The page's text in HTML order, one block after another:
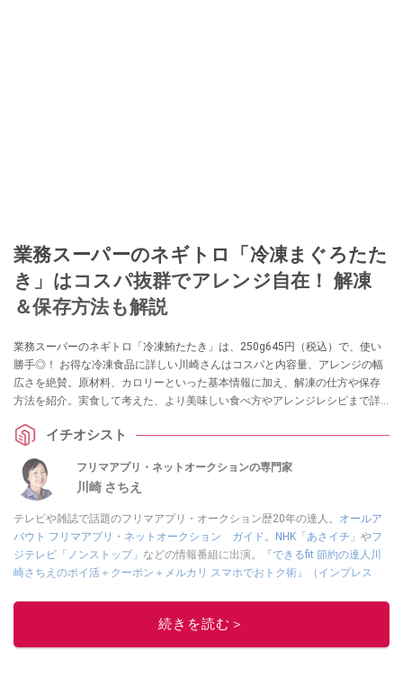
業務スーパーのネギトロ「冷凍まぐろたた
き」はコスパ抜群でアレンジ自在！ 解凍
＆保存方法も解説
業務スーパーのネギトロ「冷凍鮪たたき」は、250g645円（税込）で、使い
勝手◎！ お得な冷凍食品に詳しい川崎さんはコスパと内容量、アレンジの幅
広さを絶賛。原材料、カロリーといった基本情報に加え、解凍の仕方や保存
方法を紹介。実食して考えた、より美味しい食べ方やアレンジレシピまで詳
イチオシスト
フリマアプリ・ネットオークションの専門家
川崎 さちえ
テレビや雑誌で話題のフリマアプリ・オークション歴20年の達人。 オールア
バウト フリマアプリ・ネットオークション ガイド。 NHK「あさイチ」 やフ
ジテレビ「ノンストップ」 などの情報番組に出演。
『できるfit 節約の達人川
崎さちえのポイ活＋クーポン＋メルカリ スマホでおトク術』（インプレス
的に稼ぐ！』（翔泳社刊）
■経歴：2003年、夫が子育てをするために、突然会社を辞める。翌月からの
続きを読む＞